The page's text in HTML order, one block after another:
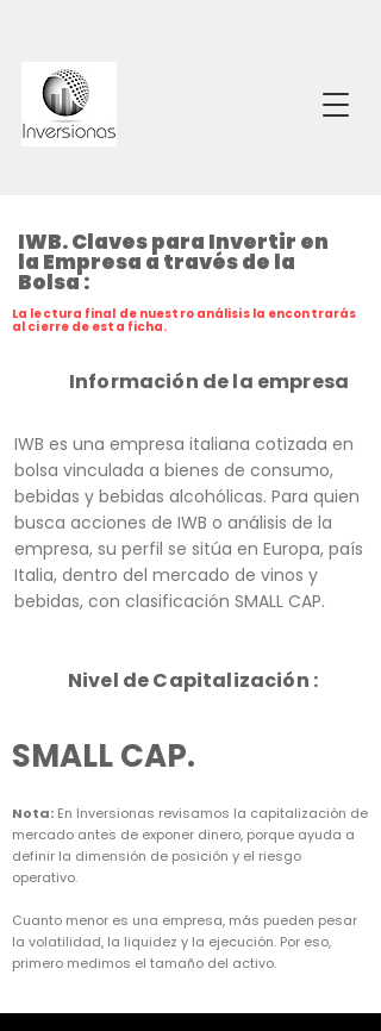
IWB. Claves para Invertir en
la Empresa a través de la
Bolsa :
La lectura final de nuestro análisis la encontrarás
al cierre de esta ficha.
Información de la empresa
IWB es una empresa italiana cotizada en
bolsa vinculada a bienes de consumo,
bebidas y bebidas alcohólicas. Para quien
busca acciones de IWB o análisis de la
empresa, su perfil se sitúa en Europa, país
Italia, dentro del mercado de vinos y
bebidas, con clasificación SMALL CAP.
Nivel de Capitalización :
SMALL CAP.
Nota: En Inversionas revisamos la capitalización de
mercado antes de exponer dinero, porque ayuda a
definir la dimensión de posición y el riesgo
operativo.
Cuanto menor es una empresa, más pueden pesar
la volatilidad, la liquidez y la ejecución. Por eso,
primero medimos el tamaño del activo.